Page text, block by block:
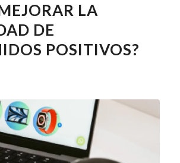
LA
DE
POSITIVOS?